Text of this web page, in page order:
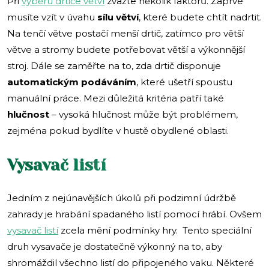
musíte vzít v úvahu sílu větví, které budete chtít nadrtit.
Na tenčí větve postačí menší drtič, zatímco pro větší
větve a stromy budete potřebovat větší a výkonnější
stroj. Dále se zaměřte na to, zda drtič disponuje
automatickým podáváním, které ušetří spoustu
manuální práce. Mezi důležitá kritéria patří také
hlučnost – vysoká hlučnost může být problémem,
zejména pokud bydlíte v hustě obydlené oblasti.
Vysavač listí
Jedním z nejúnavějších úkolů při podzimní údržbě
zahrady je hrabání spadaného listí pomocí hrábí. Ovšem
vysavač listízcela mění podmínky hry. Tento speciální
druh vysavače je dostatečně výkonný na to, aby
shromáždil všechno listí do připojeného vaku. Některé